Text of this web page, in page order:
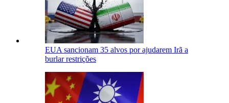
EUA sancionam 35 alvos por ajudarem Irã a
burlar restrições